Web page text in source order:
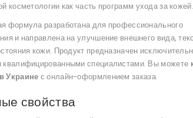
косметологии как часть программ ухода за кожей.
формула разработана для профессионального
и направлена на улучшение внешнего вида,
кожи. Продукт предназначен
квалифицированными специалистами. Вы можете
Украине с онлайн-оформлением заказа.
свойства